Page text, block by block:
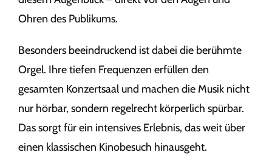
Ohren des Publikums.
Besonders beeindruckend ist dabei die berühmte
Orgel. Ihre tiefen Frequenzen erfüllen den
gesamten Konzertsaal und machen die Musik nicht
nur hörbar, sondern regelrecht körperlich spürbar.
Das sorgt für ein intensives Erlebnis, das weit über
einen klassischen Kinobesuch hinausgeht.